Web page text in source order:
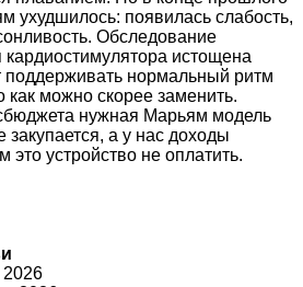
ухудшилось: появилась слабость,
Обследование
кардиостимулятора истощена
нормальный ритм
можно скорее заменить.
нужная Марьям модель
закупается, а у нас доходы
устройство не оплатить.